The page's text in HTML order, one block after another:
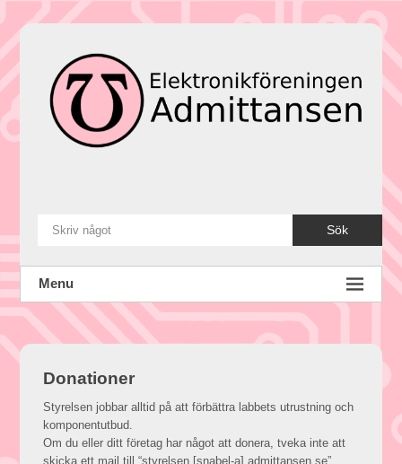
Skip
to
content
Sök
Menu
Donationer
Styrelsen jobbar alltid på att förbättra labbets utrustning och
komponentutbud.
Om du eller ditt företag har något att donera, tveka inte att
skicka ett mail till “styrelsen [snabel-a] admittansen.se”.